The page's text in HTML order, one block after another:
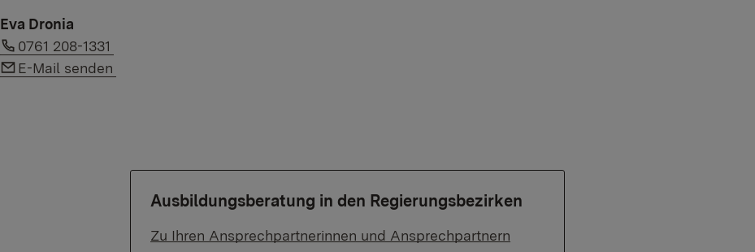
Eva Dronia
Link to phone number:
0761 208-1331
Link to e-mail:
E-Mail senden
Ausbildungsberatung in den Regierungsbezirken
Zu Ihren Ansprechpartnerinnen und Ansprechpartnern